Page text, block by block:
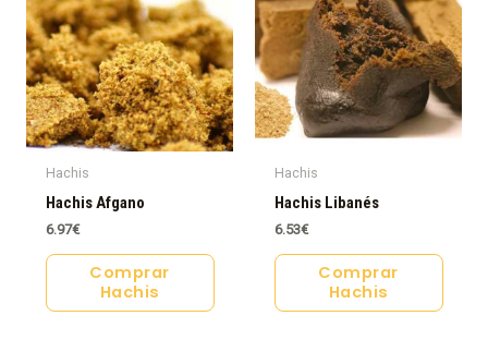
Hachis
Hachis Afgano
6.97€
Comprar
Hachis
Hachis
Hachis Libanés
6.53€
Comprar
Hachis